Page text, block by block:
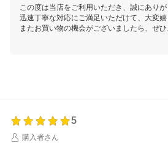
この度は当店をご利用いただき、誠にあり
迅速丁寧な対応にご満足いただけて、大変嬉
またお買い物の機会がございましたら、ぜひ
5
購入者さん